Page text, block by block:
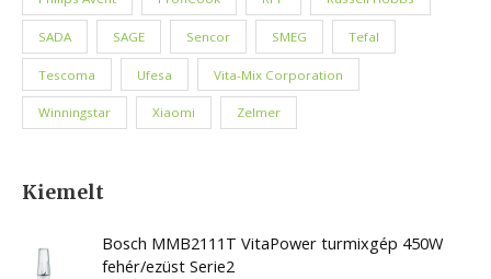
SADA SAGE Sencor SMEG Tefal
Tescoma Ufesa Vita-Mix Corporation
Winningstar Xiaomi Zelmer
Kiemelt
Bosch MMB2111T VitaPower turmixgép 450W
fehér/ezüst Serie2